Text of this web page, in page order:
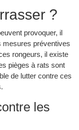
?
provoquer, il
mesures préventives
rongeurs, il existe
pièges à rats sont
de lutter contre ces
les